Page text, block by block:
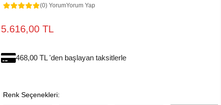
(0) YorumYorum Yap
5.616,00 TL
468,00 TL 'den başlayan taksitlerle
Renk Seçenekleri: